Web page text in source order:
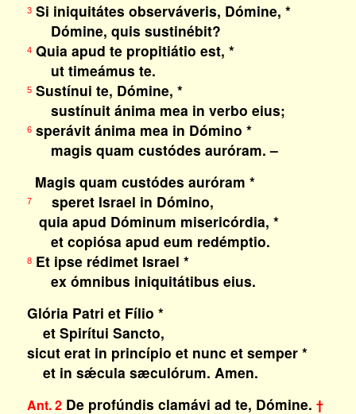
3Si iniquitátes observáveris, Dómine, *
Dómine, quis sustinébit?
4Quia apud te propitiátio est, *
ut timeámus te.
5Sustínui te, Dómine, *
sustínuit ánima mea in verbo eius;
6sperávit ánima mea in Dómino *
magis quam custódes auróram. –
Magis quam custódes auróram *
7speret Israel in Dómino,
quia apud Dóminum misericórdia, *
et copiósa apud eum redémptio.
8Et ipse rédimet Israel *
ex ómnibus iniquitátibus eius.
Glória Patri et Fílio *
et Spirítui Sancto,
sicut erat in princípio et nunc et semper *
et in sǽcula sæculórum. Amen.
Ant. 2De profúndis clamávi ad te, Dómine. †